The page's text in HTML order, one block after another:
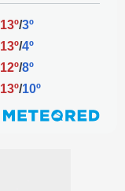
13º/3º
13º/4º
12º/8º
13º/10º